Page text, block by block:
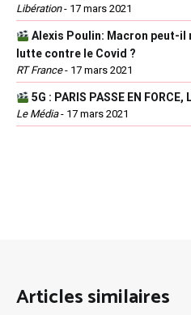
Libération- 17 mars 2021
Alexis Poulin: Macron peut-il
lutte contre le Covid ?
RT France- 17 mars 2021
5G : PARIS PASSE EN FORCE,
Le Média- 17 mars 2021
Articles similaires